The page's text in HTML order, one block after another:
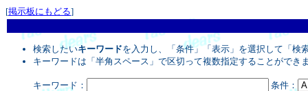
[掲示板にもどる]
検索したいキーワードを入力し、「条件」「表示」を選択して「検
キーワードは「半角スペース」で区切って複数指定することができ
キーワード： 条件：